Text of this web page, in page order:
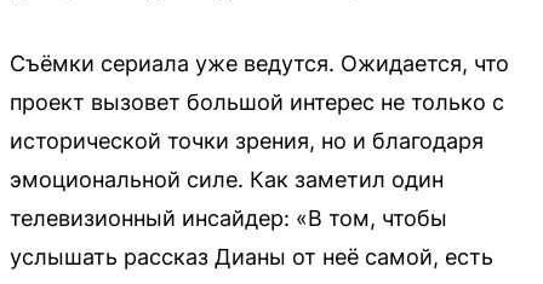
Съёмки сериала уже ведутся. Ожидается, что
проект вызовет большой интерес не только с
исторической точки зрения, но и благодаря
эмоциональной силе. Как заметил один
телевизионный инсайдер: «В том, чтобы
услышать рассказ Дианы от неё самой, есть